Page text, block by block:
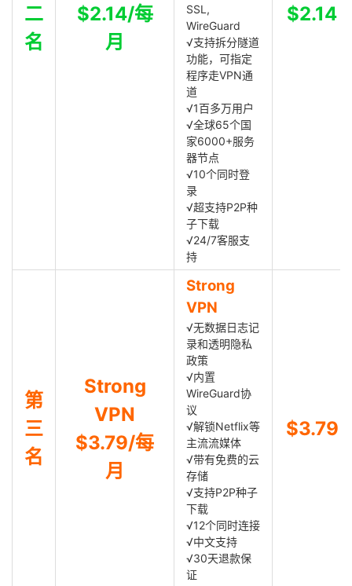
二
名
$2.14/每
月
SSL,
WireGuard
√支持拆分隧道
功能，可指定
程序走VPN通
道
√1百多万用户
√全球65个国
家6000+服务
器节点
√10个同时登
录
√超支持P2P种
子下载
√24/7客服支
持
$2.14
第
三
名
Strong
VPN
$3.79/每
月
Strong
VPN
√无数据日志记
录和透明隐私
政策
√内置
WireGuard协
议
√解锁Netflix等
主流流媒体
√带有免费的云
存储
√支持P2P种子
下载
√12个同时连接
√中文支持
√30天退款保
证
$3.79